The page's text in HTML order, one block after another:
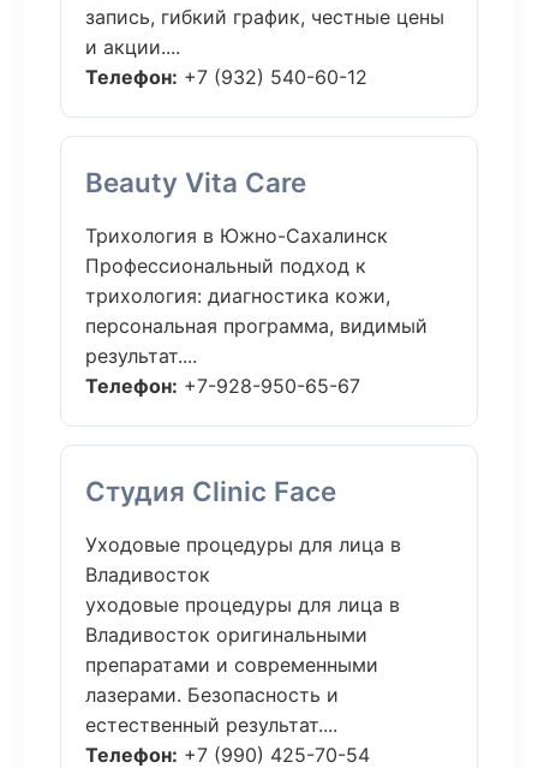
запись, гибкий график, честные цены
и акции....
Телефон: +7 (932) 540-60-12
Beauty Vita Care
Трихология в Южно-Сахалинск
Профессиональный подход к
трихология: диагностика кожи,
персональная программа, видимый
результат....
Телефон: +7-928-950-65-67
Студия Clinic Face
Уходовые процедуры для лица в
Владивосток
уходовые процедуры для лица в
Владивосток оригинальными
препаратами и современными
лазерами. Безопасность и
естественный результат....
Телефон: +7 (990) 425-70-54